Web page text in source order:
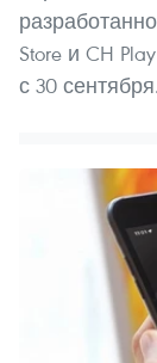
Store и CH
с 30 сентября.